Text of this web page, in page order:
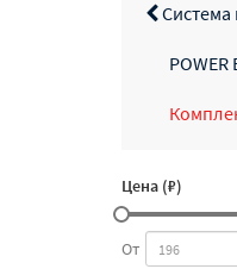
POWER
Цена (₽)
От